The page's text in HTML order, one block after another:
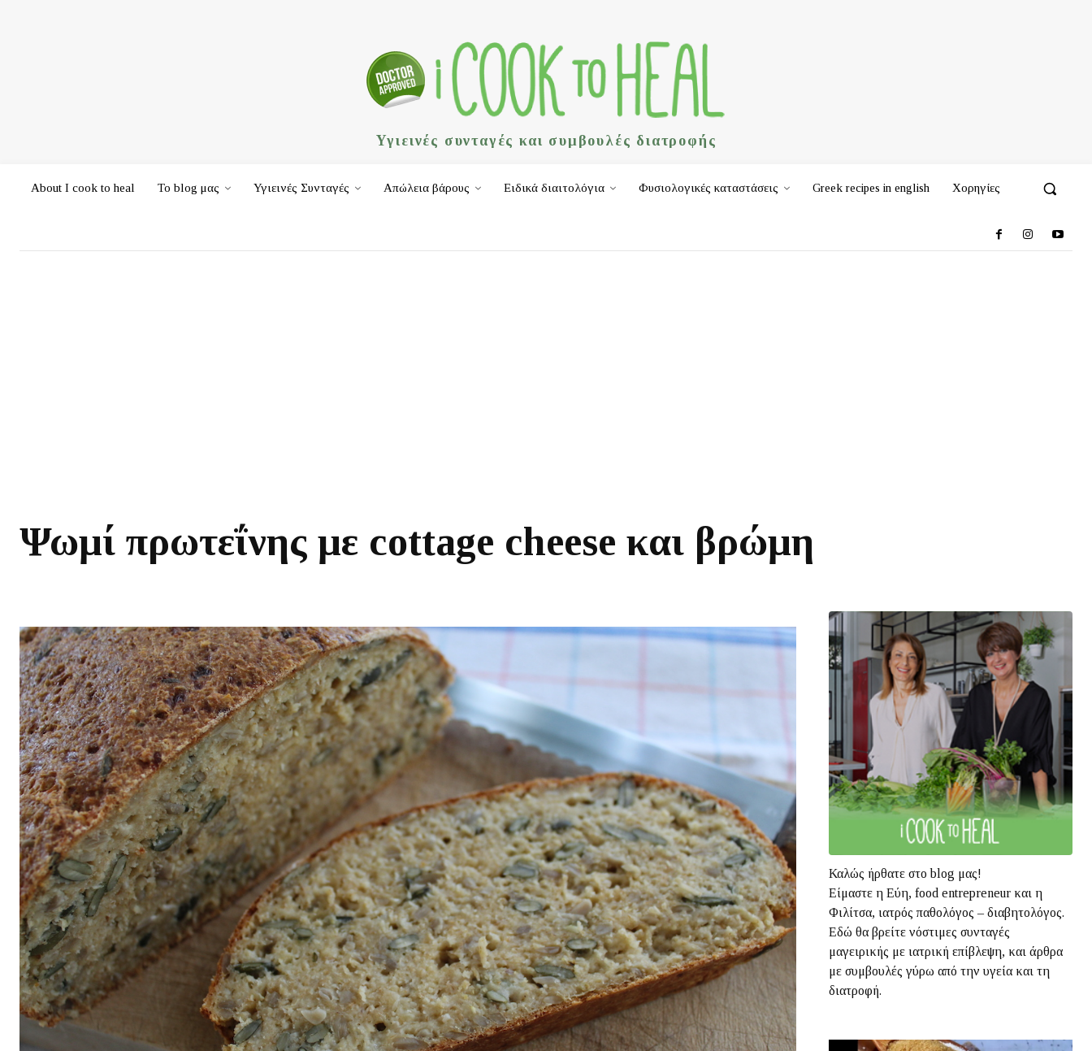
Υγιεινές συνταγές και συμβουλές διατροφής
About I cook to heal Το blog μας Υγιεινές Συνταγές Απώλεια βάρους Ειδικά διαιτολόγια Φυσιολογικές καταστάσεις Greek recipes in english Χορηγίες
Ψωμί πρωτεΐνης με cottage cheese και βρώμη
All air fryer Brunch
Cookies
Covid
Diet
Easter
Greek recipes in english
Russian
Smoothies
Tips Vegan
Vegetarian
΄
Αβγά
Αδυνάτισμα
Αθλητική διατροφή
Βιταμίνες
βρωμη
Γαλακτοκομικά
Γονιμότητα
Δημητριακά
Διαβήτης
Δίαιτα
Διατροφή
Ζυμαρικά
Θηλασμός
Ιατρικά Καλοκαίρι
Κέικ
Κόκκινο κρέας
Κοτόπουλο
Κουζίνα
Λαχανικά
Μπέργκερ
Μπισκότα
Ξηροί καρποί και σπόροι
Οργάνωση
Όσπρια
Παγωτά
Παιδιά
Καλώς ήρθατε στο blog μας!
Είμαστε η Εύη, food entrepreneur και η
Φιλίτσα, ιατρός παθολόγος – διαβητολόγος.
Εδώ θα βρείτε νόστιμες συνταγές
μαγειρικής με ιατρική επίβλεψη, και άρθρα
με συμβουλές γύρω από την υγεία και τη
διατροφή.